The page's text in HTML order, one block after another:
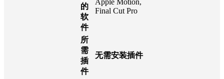
的
软
件
Apple Motion,
Final Cut Pro
所
需
插
件
无需安装插件